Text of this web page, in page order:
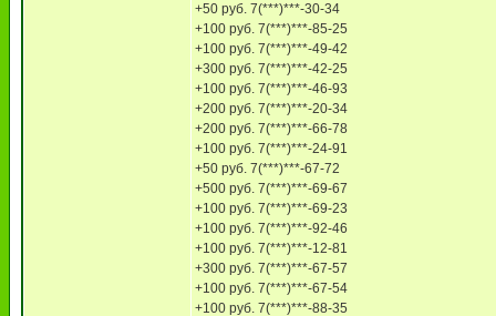
+50 руб. 7(***)***-30-34
+100 руб. 7(***)***-85-25
+100 руб. 7(***)***-49-42
+300 руб. 7(***)***-42-25
+100 руб. 7(***)***-46-93
+200 руб. 7(***)***-20-34
+200 руб. 7(***)***-66-78
+100 руб. 7(***)***-24-91
+50 руб. 7(***)***-67-72
+500 руб. 7(***)***-69-67
+100 руб. 7(***)***-69-23
+100 руб. 7(***)***-92-46
+100 руб. 7(***)***-12-81
+300 руб. 7(***)***-67-57
+100 руб. 7(***)***-67-54
+100 руб. 7(***)***-88-35